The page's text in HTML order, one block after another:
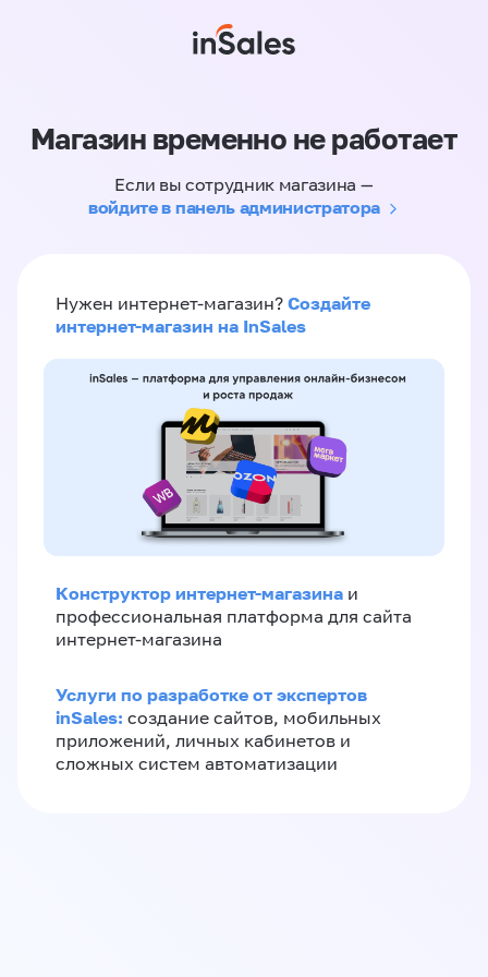
Магазин временно не работает
Если вы сотрудник магазина —
войдите в панель администратора
Нужен интернет-магазин? Создайте
интернет-магазин на InSales
Конструктор интернет-магазина и
профессиональная платформа для сайта
интернет-магазина
Услуги по разработке от экспертов
inSales: создание сайтов, мобильных
приложений, личных кабинетов и
сложных систем автоматизации